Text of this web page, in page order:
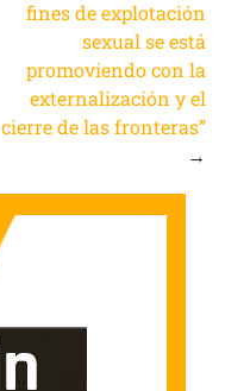
fines de explotación
sexual se está
promoviendo con la
externalización y el
cierre de las fronteras”
→